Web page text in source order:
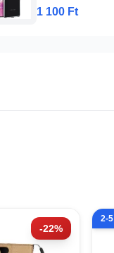
1 100 Ft
-22%
2-